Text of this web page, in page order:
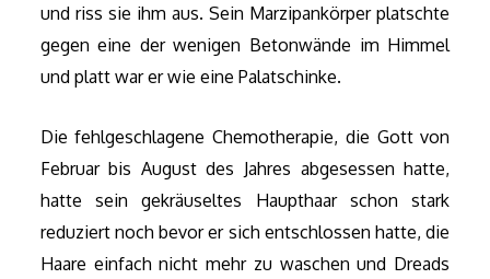
und riss sie ihm aus. Sein Marzipankörper platschte
gegen eine der wenigen Betonwände im Himmel
und platt war er wie eine Palatschinke.
Die fehlgeschlagene Chemotherapie, die Gott von
Februar bis August des Jahres abgesessen hatte,
hatte sein gekräuseltes Haupthaar schon stark
reduziert noch bevor er sich entschlossen hatte, die
Haare einfach nicht mehr zu waschen und Dreads